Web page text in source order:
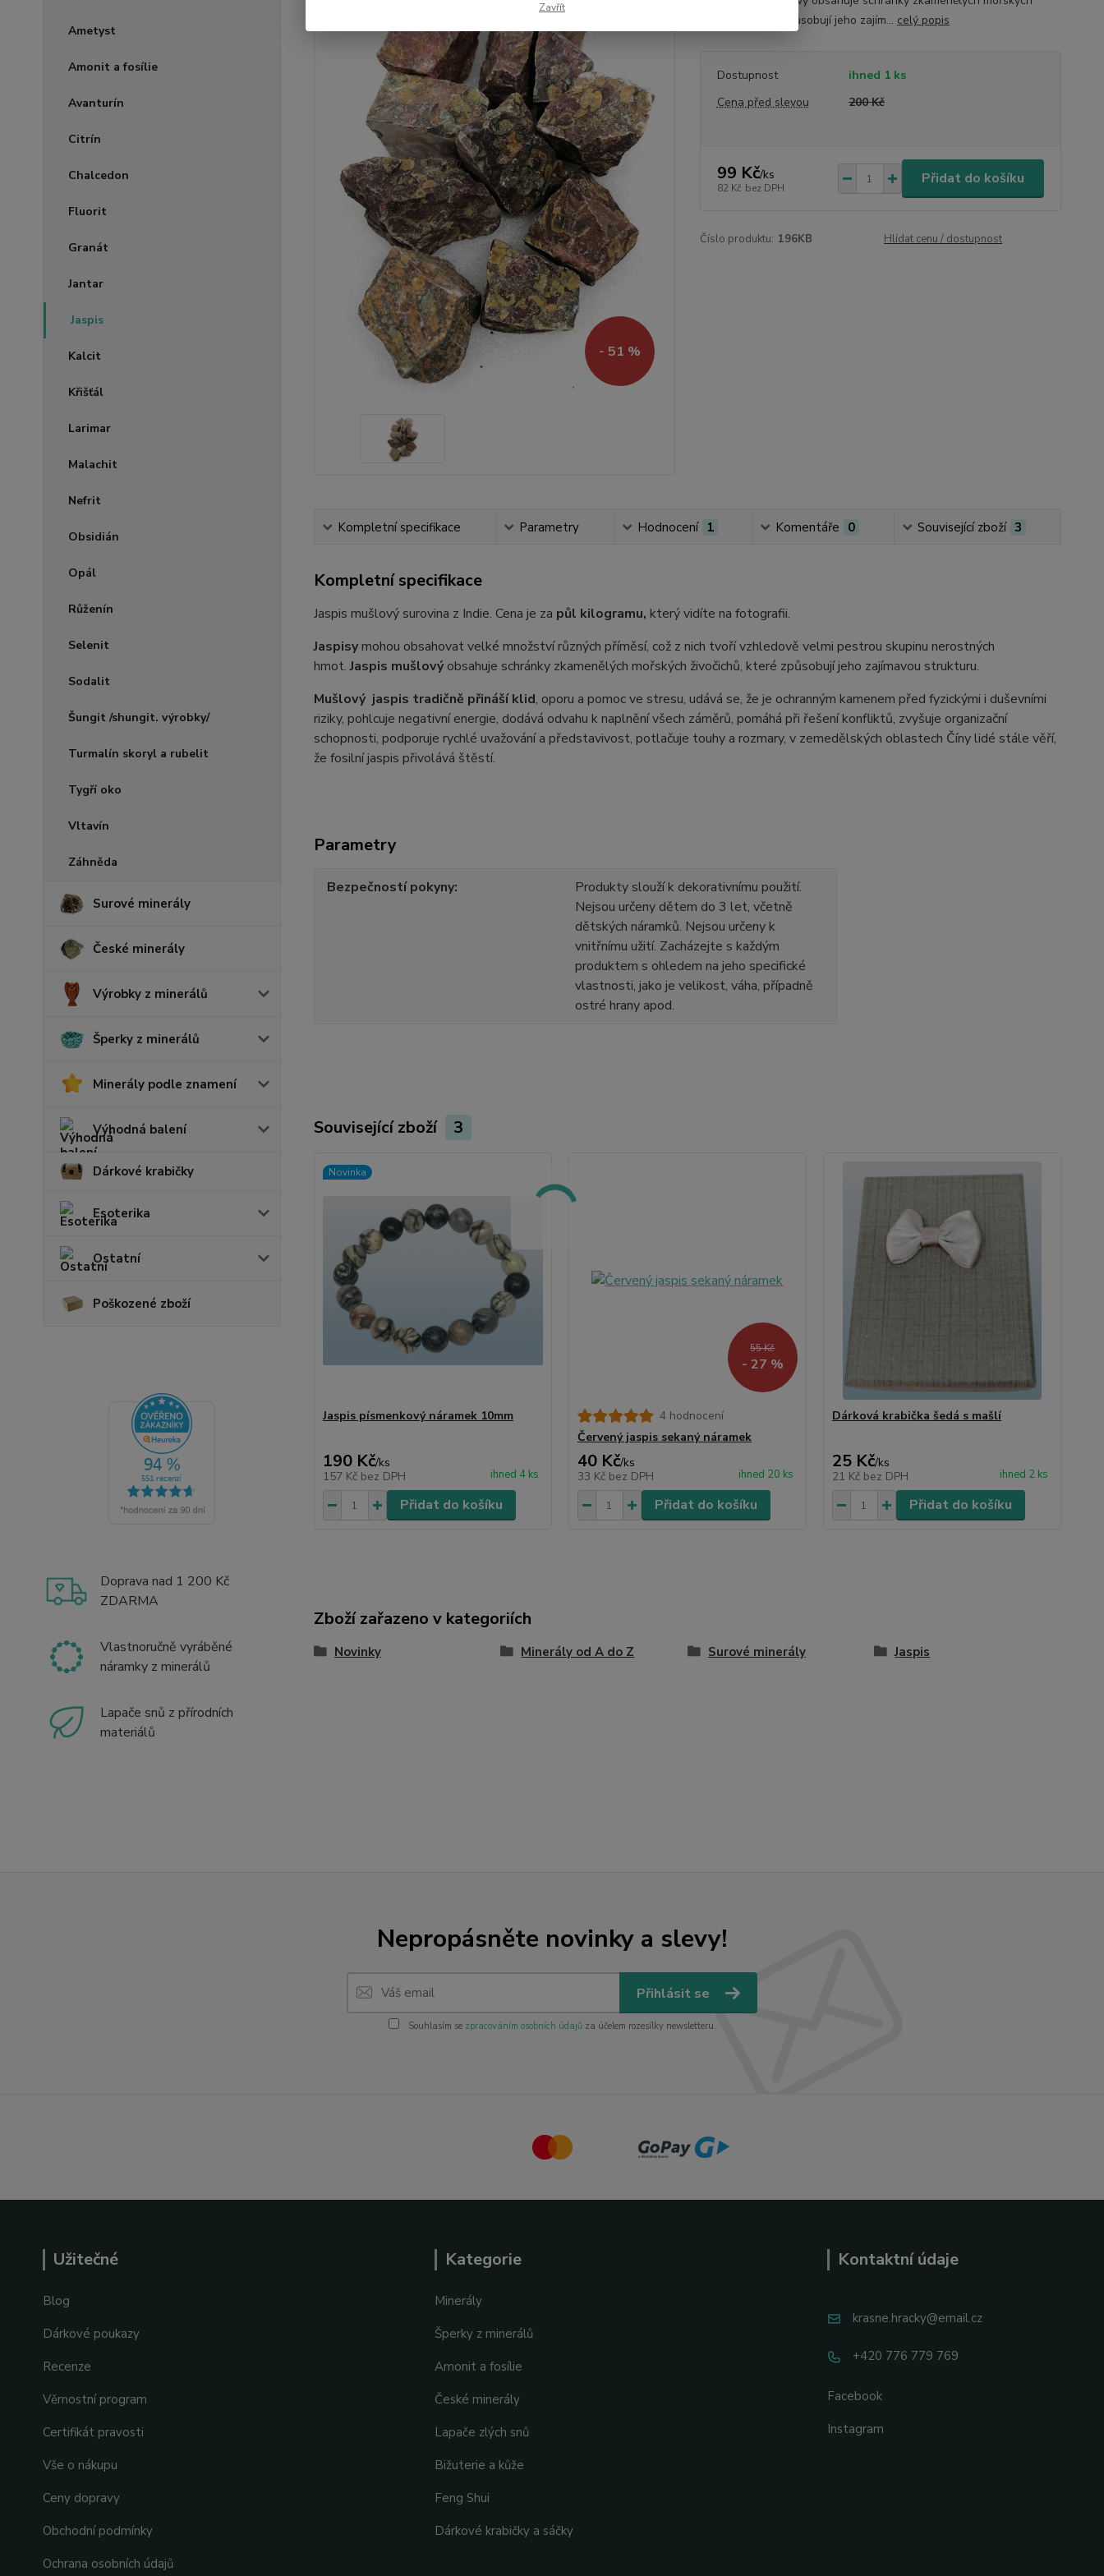
Ametyst
Amonit a fosílie
Avanturín
Citrín
Chalcedon
Fluorit
Granát
Jantar
Jaspis
Kalcit
Křišťál
Larimar
Malachit
Nefrit
Obsidián
Opál
Růženín
Selenit
Sodalit
Šungit /shungit. výrobky/
Turmalín skoryl a rubelit
Tygří oko
Vltavín
Záhněda
Surové minerály
České minerály
Výrobky z minerálů
Šperky z minerálů
Minerály podle znamení
Výhodná balení
Dárkové krabičky
Esoterika
Ostatní
Poškozené zboží
Doprava nad 1 200 Kč
ZDARMA
Vlastnoručně vyráběné
náramky z minerálů
Lapače snů z přírodních
materiálů
- 51 %
živočichů, které způsobují jeho zajím... celý popis
Dostupnost
ihned 1 ks
Cena před slevou
200 Kč
99 Kč/ks
82 Kč bez DPH
Přidat do košíku
Číslo produktu: 196KB Hlídat cenu / dostupnost
Kompletní specifikace Parametry Hodnocení 1 Komentáře 0 Související zboží 3
Kompletní specifikace
Jaspis mušlový surovina z Indie. Cena je za půl kilogramu, který vidíte na fotografii.
Jaspisymohou obsahovat velké množství různých příměsí, což z nich tvoří vzhledově velmi pestrou skupinu nerostných
hmot.Jaspis mušlovýobsahuje schránky zkamenělých mořských živočichů, které způsobují jeho zajímavou strukturu.
Mušlový jaspis tradičně přináší klid, oporu a pomoc ve stresu, udává se, že je ochranným kamenem před fyzickými i duševními
riziky, pohlcuje negativní energie, dodává odvahu k naplnění všech záměrů, pomáhá při řešení konfliktů, zvyšuje organizační
schopnosti, podporuje rychlé uvažování a představivost, potlačuje touhy a rozmary, v zemedělských oblastech Číny lidé stále věří,
že fosilní jaspis přivolává štěstí.
Parametry
Bezpečností pokyny
Produkty slouží k dekorativnímu použití.
Nejsou určeny dětem do 3 let, včetně
dětských náramků. Nejsou určeny k
vnitřnímu užití. Zacházejte s každým
produktem s ohledem na jeho specifické
vlastnosti, jako je velikost, váha, případně
ostré hrany apod.
Související zboží 3
Novinka
Jaspis písmenkový náramek 10mm
190 Kč/ks
157 Kč bez DPH ihned 4 ks
Přidat do košíku
55 Kč
- 27 %
4 hodnocení
Červený jaspis sekaný náramek
40 Kč/ks
33 Kč bez DPH ihned 20 ks
Přidat do košíku
Dárková krabička šedá s mašlí
25 Kč/ks
21 Kč bez DPH ihned 2 ks
Přidat do košíku
Zboží zařazeno v kategoriích
Novinky Minerály od A do Z Surové minerály Jaspis
Nepropásněte novinky a slevy!
Přihlásit se
Souhlasím se zpracováním osobních údajůza účelem rozesílky newsletteru.
Užitečné
Blog
Dárkové poukazy
Recenze
Věrnostní program
Certifikát pravosti
Vše o nákupu
Ceny dopravy
Obchodní podmínky
Ochrana osobních údajů
Kategorie
Minerály
Šperky z minerálů
Amonit a fosílie
České minerály
Lapače zlých snů
Bižuterie a kůže
Feng Shui
Dárkové krabičky a sáčky
Kontaktní údaje
krasne.hracky@email.cz
+420 776 779 769
Facebook
Instagram
Zavřít